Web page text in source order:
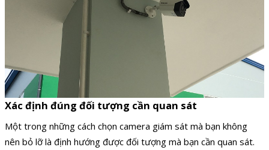
Xác định đúng đối tượng cần quan sát
Một trong những cách chọn camera giám sát mà bạn không
nên bỏ lỡ là định hướng được đối tượng mà bạn cần quan sát.